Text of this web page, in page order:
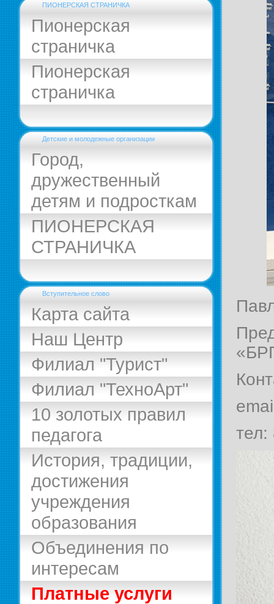
ПИОНЕРСКАЯ СТРАНИЧКА
Пионерская
страничка
Пионерская
страничка
Детские и молодежные организации
Город,
дружественный
детям и подросткам
ПИОНЕРСКАЯ
СТРАНИЧКА
Вступительное слово
Карта сайта
Наш Центр
Филиал "Турист"
Филиал "ТехноАрт"
10 золотых правил
педагога
История, традиции,
достижения
учреждения
образования
Объединения по
интересам
Платные услуги
тел: